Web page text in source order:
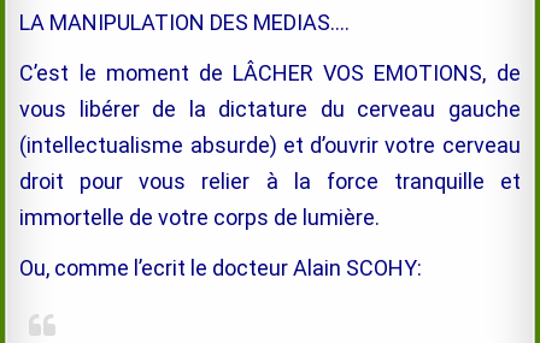
LA MANIPULATION DES MEDIAS….
C’est le moment de LÂCHER VOS EMOTIONS, de
vous libérer de la dictature du cerveau gauche
(intellectualisme absurde) et d’ouvrir votre cerveau
droit pour vous relier à la force tranquille et
immortelle de votre corps de lumière.
Ou, comme l’ecrit le docteur Alain SCOHY: